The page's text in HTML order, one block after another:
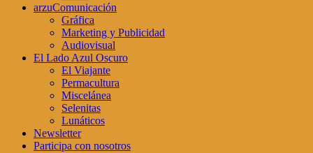
arzuComunicación
Gráfica
Marketing y Publicidad
Audiovisual
El Lado Azul Oscuro
El Viajante
Permacultura
Miscelánea
Selenitas
Lunáticos
Newsletter
Participa con nosotros